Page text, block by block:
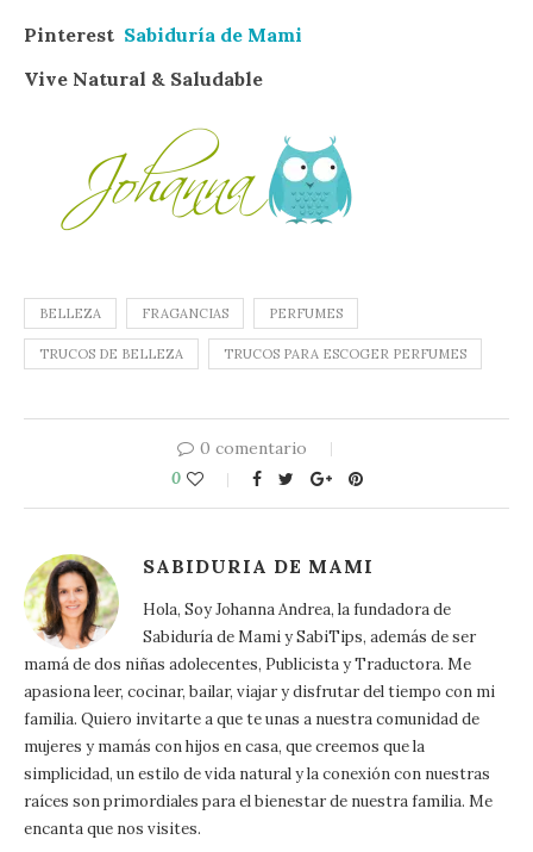
Pinterest Sabiduría de Mami
Vive Natural & Saludable
BELLEZA FRAGANCIAS PERFUMES
TRUCOS DE BELLEZA TRUCOS PARA ESCOGER PERFUMES
0 comentario
0
SABIDURIA DE MAMI
Hola, Soy Johanna Andrea, la fundadora de
Sabiduría de Mami y SabiTips, además de ser
mamá de dos niñas adolecentes, Publicista y Traductora. Me
apasiona leer, cocinar, bailar, viajar y disfrutar del tiempo con mi
familia. Quiero invitarte a que te unas a nuestra comunidad de
mujeres y mamás con hijos en casa, que creemos que la
simplicidad, un estilo de vida natural y la conexión con nuestras
raíces son primordiales para el bienestar de nuestra familia. Me
encanta que nos visites.